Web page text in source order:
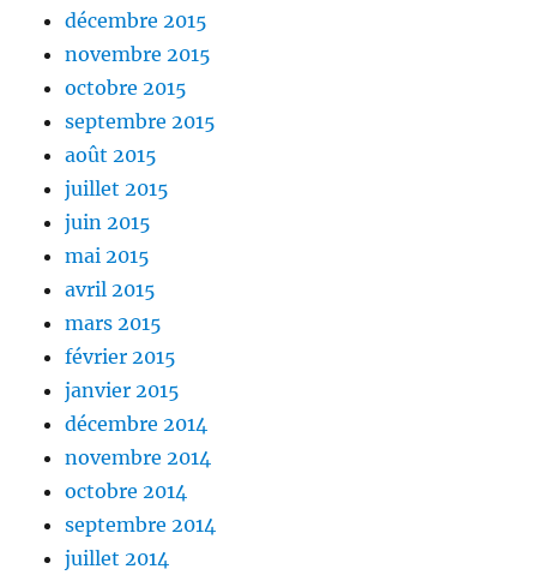
décembre 2015
novembre 2015
octobre 2015
septembre 2015
août 2015
juillet 2015
juin 2015
mai 2015
avril 2015
mars 2015
février 2015
janvier 2015
décembre 2014
novembre 2014
octobre 2014
septembre 2014
juillet 2014